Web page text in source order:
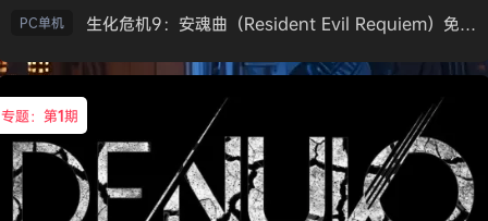
PC单机 生化危机9：安魂曲（Resident Evil Requiem）免安装中文版
专题：第1期